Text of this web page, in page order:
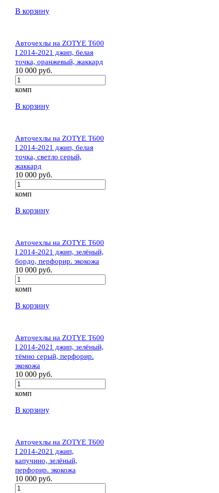
В корзину
Авточехлы на ZOTYE T600
I 2014-2021 джип, белая
точка, оранжевый, жаккард
10 000 руб.
комп
В корзину
Авточехлы на ZOTYE T600
I 2014-2021 джип, белая
точка, светло серый,
жаккард
10 000 руб.
комп
В корзину
Авточехлы на ZOTYE T600
I 2014-2021 джип, зелёный,
бордо, перфорир. экокожа
10 000 руб.
комп
В корзину
Авточехлы на ZOTYE T600
I 2014-2021 джип, зелёный,
тёмно серый, перфорир.
экокожа
10 000 руб.
комп
В корзину
Авточехлы на ZOTYE T600
I 2014-2021 джип,
капучино, зелёный,
перфорир. экокожа
10 000 руб.